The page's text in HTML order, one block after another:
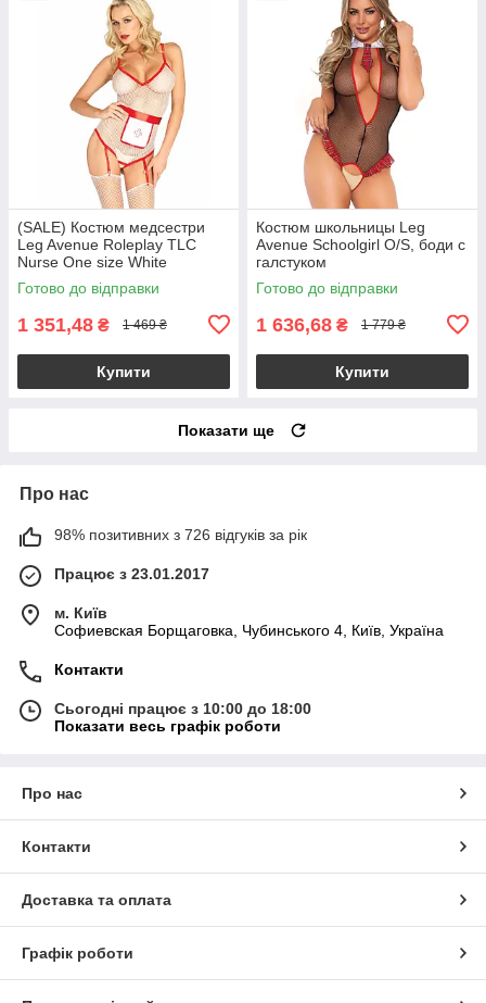
(SALE) Костюм медсестри
Leg Avenue Roleplay TLC
Nurse One size White
Готово до відправки
1 351,48 ₴ 1 469 ₴
Купити
Костюм школьницы Leg
Avenue Schoolgirl O/S, боди с
галстуком
Готово до відправки
1 636,68 ₴ 1 779 ₴
Купити
Показати ще
Про нас
98% позитивних з 726 відгуків за рік
Працює з 23.01.2017
м. Київ
Софиевская Борщаговка, Чубинського 4, Київ, Україна
Контакти
Сьогодні працює з 10:00 до 18:00
Показати весь графік роботи
Про нас
Контакти
Доставка та оплата
Графік роботи